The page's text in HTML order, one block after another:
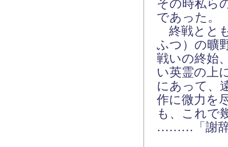
その時私ら
であった。
終戦とと
ふつ）の曠
戦いの終始
い英霊の上
にあって、
作に微力を
も、これで
………「謝辞